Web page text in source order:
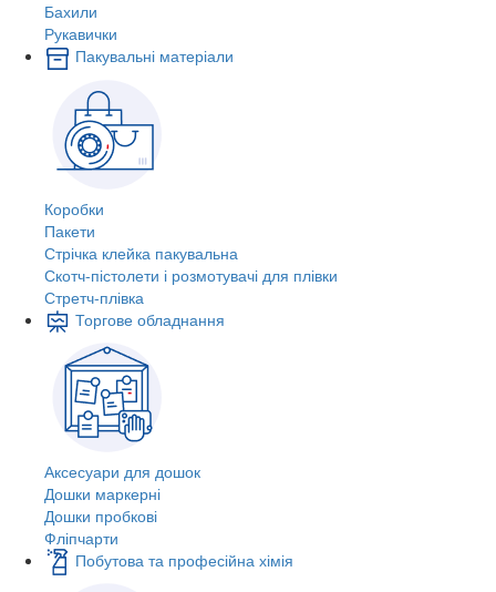
Бахили
Рукавички
Пакувальні матеріали
Коробки
Пакети
Стрічка клейка пакувальна
Скотч-пістолети і розмотувачі для плівки
Стретч-плівка
Торгове обладнання
Аксесуари для дошок
Дошки маркерні
Дошки пробкові
Фліпчарти
Побутова та професійна хімія